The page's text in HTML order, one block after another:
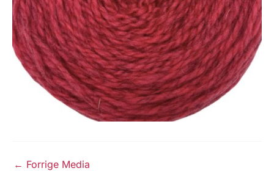
← Forrige Media